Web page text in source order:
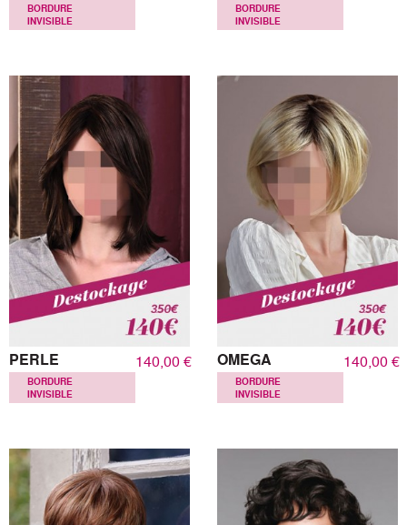
BORDURE
INVISIBLE
BORDURE
INVISIBLE
PERLE 140,00 €
BORDURE
INVISIBLE
OMEGA 140,00 €
BORDURE
INVISIBLE